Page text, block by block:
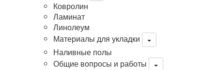
Ковролин
Ламинат
Линолеум
Материалы для укладки
Наливные полы
Общие вопросы и работы